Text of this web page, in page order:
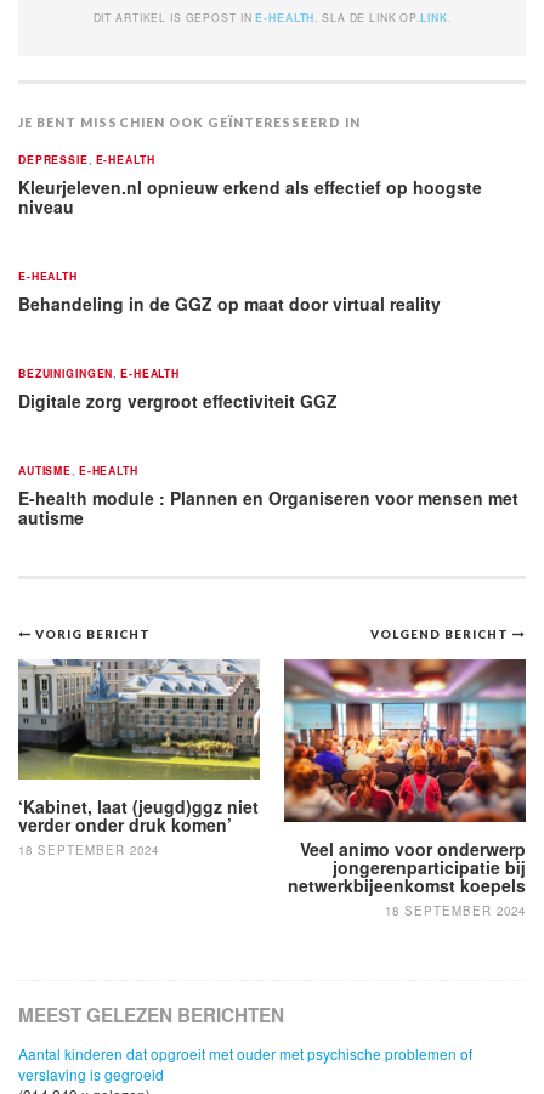
DIT ARTIKEL IS GEPOST INE-HEALTH . SLA DE LINK OP.LINK
JE BENT MISSCHIEN OOK GEÏNTERESSEERD IN
DEPRESSIE E-HEALTH
Kleurjeleven.nl opnieuw erkend als effectief op hoogste
niveau
E-HEALTH
Behandeling in de GGZ op maat door virtual reality
BEZUINIGINGEN ,E-HEALTH
Digitale zorg vergroot effectiviteit GGZ
AUTISME E-HEALTH
E-health module : Plannen en Organiseren voor mensen met
autisme
Bericht
navigatie
VOLGEND BERICHT
Veel animo voor onderwerp
jongerenparticipatie bij
netwerkbijeenkomst koepels
18 SEPTEMBER 2024
VORIG BERICHT
‘Kabinet, laat (jeugd)ggz niet
verder onder druk komen’
18 SEPTEMBER 2024
MEEST GELEZEN BERICHTEN
Aantal kinderen dat opgroeit met ouder met psychische problemen of
verslaving is gegroeid